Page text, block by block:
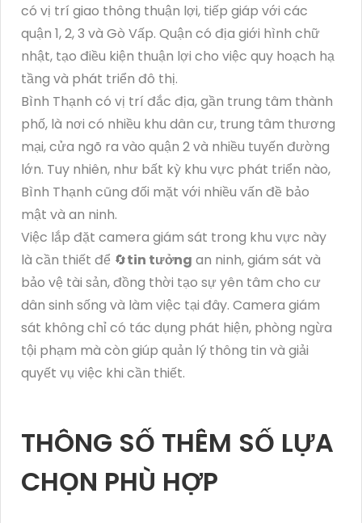
có vị trí giao thông thuận lợi, tiếp giáp với các
quận 1, 2, 3 và Gò Vấp. Quận có địa giới hình chữ
nhật, tạo điều kiện thuận lợi cho việc quy hoạch hạ
tầng và phát triển đô thị.
Bình Thạnh có vị trí đắc địa, gần trung tâm thành
phố, là nơi có nhiều khu dân cư, trung tâm thương
mại, cửa ngõ ra vào quận 2 và nhiều tuyến đường
lớn. Tuy nhiên, như bất kỳ khu vực phát triển nào,
Bình Thạnh cũng đối mặt với nhiều vấn đề bảo
mật và an ninh.
Việc lắp đặt camera giám sát trong khu vực này
là cần thiết để 🔄tin tưởng an ninh, giám sát và
bảo vệ tài sản, đồng thời tạo sự yên tâm cho cư
dân sinh sống và làm việc tại đây. Camera giám
sát không chỉ có tác dụng phát hiện, phòng ngừa
tội phạm mà còn giúp quản lý thông tin và giải
quyết vụ việc khi cần thiết.
THÔNG SỐ THÊM SỐ LỰA
CHỌN PHÙ HỢP